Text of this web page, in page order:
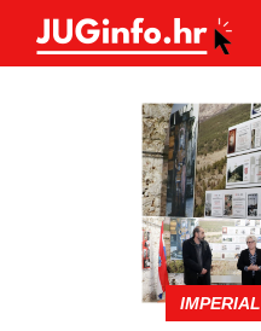
IMPERIAL